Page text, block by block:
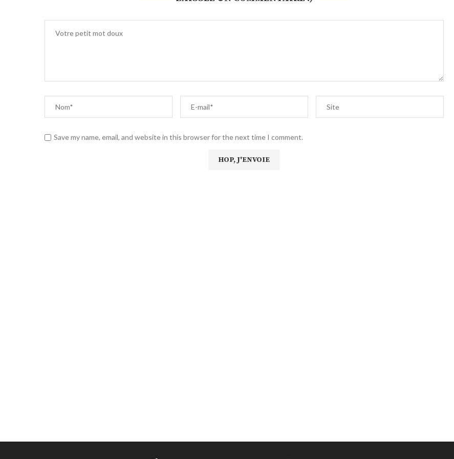
Save my name, email, and website in this browser for the next time I comment.